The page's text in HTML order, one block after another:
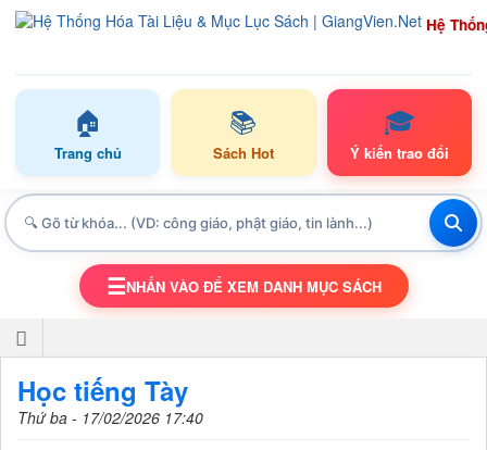
Hệ
🏠
Trang chủ
📚
Sách Hot
🎓
Ý kiến trao đổi
TOGGLE NAVIGATION
☰NHẤN VÀO ĐỂ XEM DANH MỤC SÁCH
Học tiếng Tày
Thứ ba - 17/02/2026 17:40